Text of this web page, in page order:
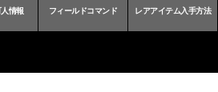
情報 フィールドコマンド レアアイテム入手方法